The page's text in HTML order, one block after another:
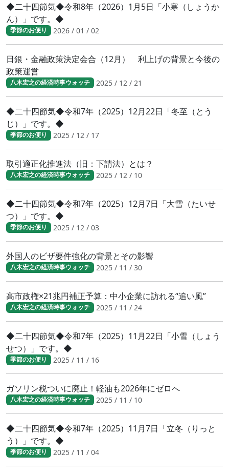
◆二十四節気◆令和8年（2026）1月5日「小寒（しょうか
ん）」です。◆
季節のお便り 2026 / 01 / 02
日銀・金融政策決定会合（12月） 利上げの背景と今後の
政策運営
八木宏之の経済時事ウォッチ 2025 / 12 / 21
◆二十四節気◆令和7年（2025）12月22日「冬至（とう
じ）」です。◆
季節のお便り 2025 / 12 / 17
取引適正化推進法（旧：下請法）とは？
八木宏之の経済時事ウォッチ 2025 / 12 / 10
◆二十四節気◆令和7年（2025）12月7日「大雪（たいせ
つ）」です。◆
季節のお便り 2025 / 12 / 03
外国人のビザ要件強化の背景とその影響
八木宏之の経済時事ウォッチ 2025 / 11 / 30
高市政権×21兆円補正予算：中小企業に訪れる“追い風”
八木宏之の経済時事ウォッチ 2025 / 11 / 24
◆二十四節気◆令和7年（2025）11月22日「小雪（しょう
せつ）」です。◆
季節のお便り 2025 / 11 / 16
ガソリン税ついに廃止！軽油も2026年にゼロへ
八木宏之の経済時事ウォッチ 2025 / 11 / 10
◆二十四節気◆令和7年（2025）11月7日「立冬（りっと
う）」です。◆
季節のお便り 2025 / 11 / 04